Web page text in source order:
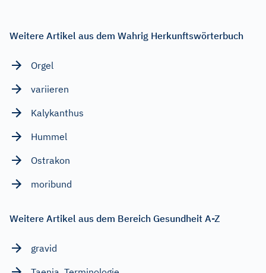
Weitere Artikel aus dem Wahrig Herkunftswörterbuch
Orgel
variieren
Kalykanthus
Hummel
Ostrakon
moribund
Weitere Artikel aus dem Bereich Gesundheit A-Z
gravid